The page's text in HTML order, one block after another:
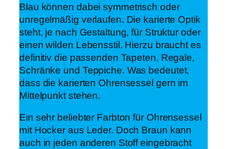
Blau können dabei symmetrisch oder
unregelmäßig verlaufen. Die karierte Optik
steht, je nach Gestaltung, für Struktur oder
einen wilden Lebensstil. Hierzu braucht es
definitiv die passenden Tapeten, Regale,
Schränke und Teppiche. Was bedeutet,
dass die karierten Ohrensessel gern im
Mittelpunkt stehen.
Ein sehr beliebter Farbton für Ohrensessel
mit Hocker aus Leder. Doch Braun kann
auch in jeden anderen Stoff eingebracht